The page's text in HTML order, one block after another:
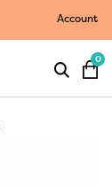
Account
0